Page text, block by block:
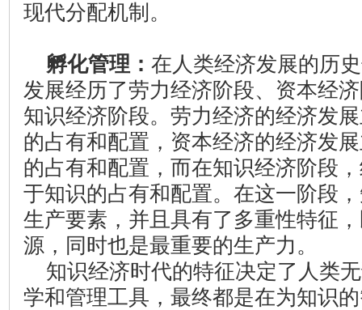
现代分配机制。
孵化管理： 在人类经济发展的历
发展经历了劳力经济阶段、资本经
知识经济阶段。劳力经济的经济发
的占有和配置，资本经济的经济发
的占有和配置，而在知识经济阶段
于知识的占有和配置。在这一阶段
生产要素，并且具有了多重性特征
源，同时也是最重要的生产力。
知识经济时代的特征决定了人类
学和管理工具，最终都是在为知识